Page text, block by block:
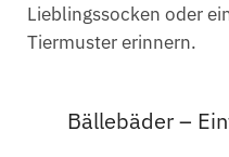
Lieblingssocken oder
Tiermuster erinnern.
Bällebäder –